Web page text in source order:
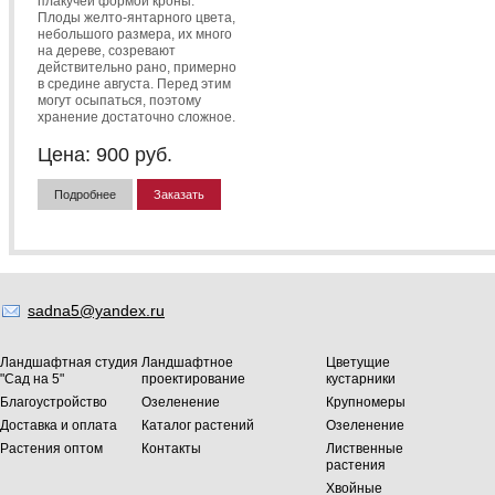
Плоды желто-янтарного цвета,
небольшого размера, их много
на дереве, созревают
действительно рано, примерно
в средине августа. Перед этим
могут осыпаться, поэтому
хранение достаточно сложное.
Цена: 900 руб.
Подробнее Заказать
sadna5@yandex.ru
Ландшафтная студия
"Сад на 5"
Ландшафтное
проектирование
Благоустройство
Озеленение
Доставка и оплата
Каталог растений
Растения оптом
Контакты
Цветущие
кустарники
Крупномеры
Озеленение
Лиственные
растения
Хвойные